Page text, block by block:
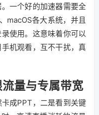
一个好的加速器需要全
macOS各大系统，并且
使用。这意味着你可以
机观看，互不干扰，真
量与专属带宽
成PPT，二是看到关键